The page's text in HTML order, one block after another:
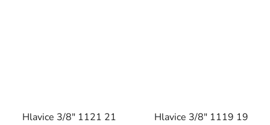
Hlavice 3/8" 1121 21 Hlavice 3/8" 1119 19